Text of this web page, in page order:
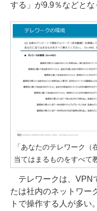
する」が9.9％などとな
「あなたのテレワーク
当てはまるものをすべて
テレワークは、VPN
たは社内のネットワー
トで操作する人が多い